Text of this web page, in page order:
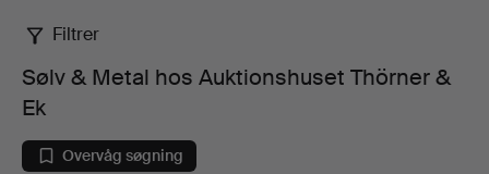
Sølv
Metal
Filtrer
Sølv & Metal hos Auktionshuset Thörner &
Ek
Overvåg søgning